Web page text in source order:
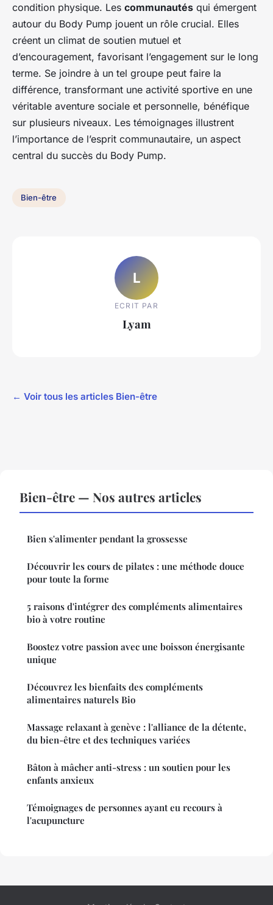
condition physique. Les communautés qui émergent
autour du Body Pump jouent un rôle crucial. Elles
créent un climat de soutien mutuel et
d’encouragement, favorisant l’engagement sur le long
terme. Se joindre à un tel groupe peut faire la
différence, transformant une activité sportive en une
véritable aventure sociale et personnelle, bénéfique
sur plusieurs niveaux. Les témoignages illustrent
l’importance de l’esprit communautaire, un aspect
central du succès du Body Pump.
Bien-être
L
ECRIT PAR
Lyam
← Voir tous les articles Bien-être
Bien-être — Nos autres articles
Bien s'alimenter pendant la grossesse
Découvrir les cours de pilates : une méthode douce
pour toute la forme
5 raisons d'intégrer des compléments alimentaires
bio à votre routine
Boostez votre passion avec une boisson énergisante
unique
Découvrez les bienfaits des compléments
alimentaires naturels Bio
Massage relaxant à genève : l'alliance de la détente,
du bien-être et des techniques variées
Bâton à mâcher anti-stress : un soutien pour les
enfants anxieux
Témoignages de personnes ayant eu recours à
l'acupuncture